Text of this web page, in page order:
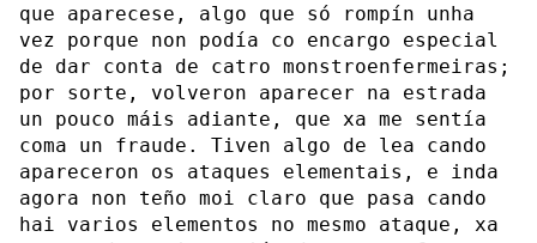
que aparecese, algo que só rompín unha
vez porque non podía co encargo especial
de dar conta de catro monstroenfermeiras;
por sorte, volveron aparecer na estrada
un pouco máis adiante, que xa me sentía
coma un fraude. Tiven algo de lea cando
apareceron os ataques elementais, e inda
agora non teño moi claro que pasa cando
hai varios elementos no mesmo ataque, xa